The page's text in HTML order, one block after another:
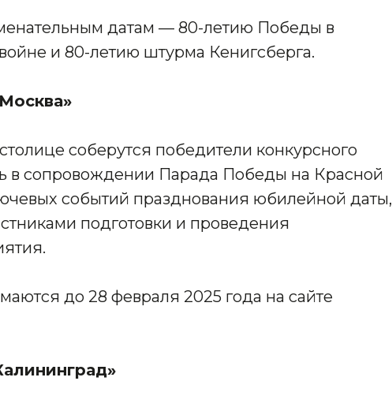
датам — 80-летию Победы в
и 80-летию штурма Кенигсберга.
соберутся победители конкурсного
в сопровождении Парада Победы на Красной
событий празднования юбилейной даты,
подготовки и проведения
до 28 февраля 2025 года на сайте